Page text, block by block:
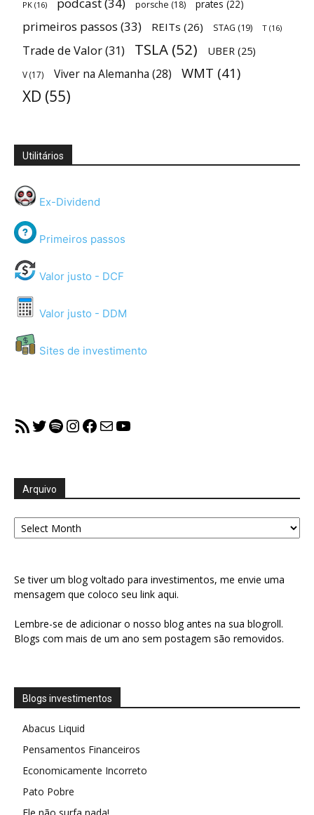
PK (16) podcast(34) porsche (18) prates (22)
primeiros passos (33) REITs (26) STAG (19) T (16)
Trade de Valor(31) TSLA (52) UBER (25)
V(17) Viver na Alemanha (28) WMT (41)
XD (55)
Utilitários
Ex-Dividend
Primeiros passos
Valor justo - DCF
Valor justo - DDM
Sites de investimento
RSS FeedTwitter
Spotify
Instagram
Facebook
MailYouTube
Arquivo
Arquivo
Se tiver um blog voltado para investimentos, me envie uma
mensagem que coloco seu link aqui.
Lembre-se de adicionar o nosso blog antes na sua blogroll.
Blogs com mais de um ano sem postagem são removidos.
Blogs investimentos
Abacus Liquid
Pensamentos Financeiros
Economicamente Incorreto
Pato Pobre